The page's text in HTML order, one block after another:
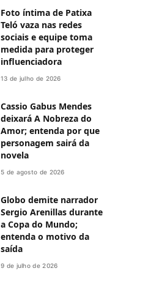
Foto íntima de Patixa
Teló vaza nas redes
sociais e equipe toma
medida para proteger
influenciadora
13 de julho de 2026
Cassio Gabus Mendes
deixará A Nobreza do
Amor; entenda por que
personagem sairá da
novela
5 de agosto de 2026
Globo demite narrador
Sergio Arenillas durante
a Copa do Mundo;
entenda o motivo da
saída
9 de julho de 2026